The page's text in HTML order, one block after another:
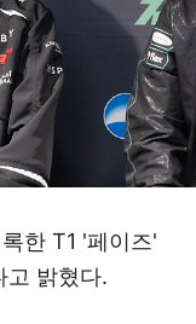
한 T1 '페이즈'
고 밝혔다.